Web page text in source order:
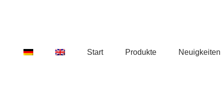
Start Produkte Neuigkeiten